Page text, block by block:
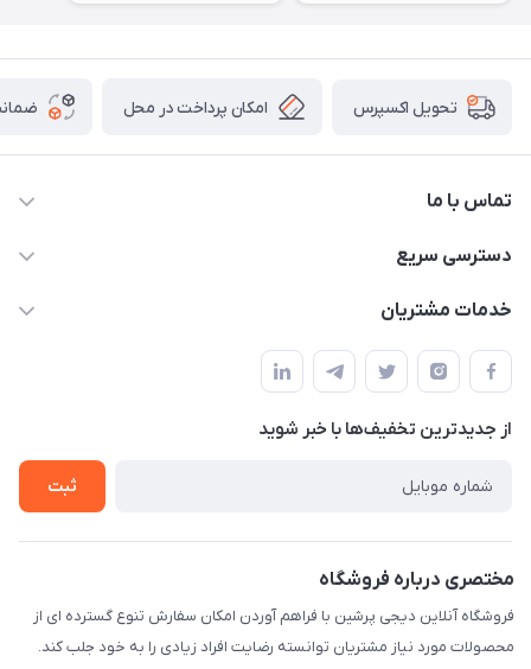
تحویل اکسپرس امکان پرداخت در محل
تماس با ما
09172138137
دسترسی سریع
حساب کاربری
لیست محصولات
درباره ما
خدمات مشتریان
قوانین و مقررات
حریم خصوصی
راهنما
از جدید‌ترین تخفیف‌ها با‌ خبر شوید
ثبت
مختصری درباره فروشگاه
فروشگاه آنلاین دیجی پرشین با فراهم آوردن امکان سفارش تنوع گسترده ای از
محصولات مورد نیاز مشتریان توانسته رضایت افراد زیادی را به خود جلب کند.